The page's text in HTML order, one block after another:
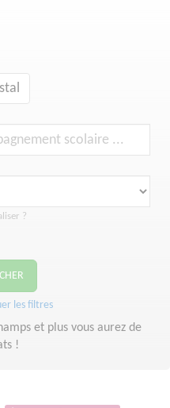
?
les filtres
et plus vous aurez de
!